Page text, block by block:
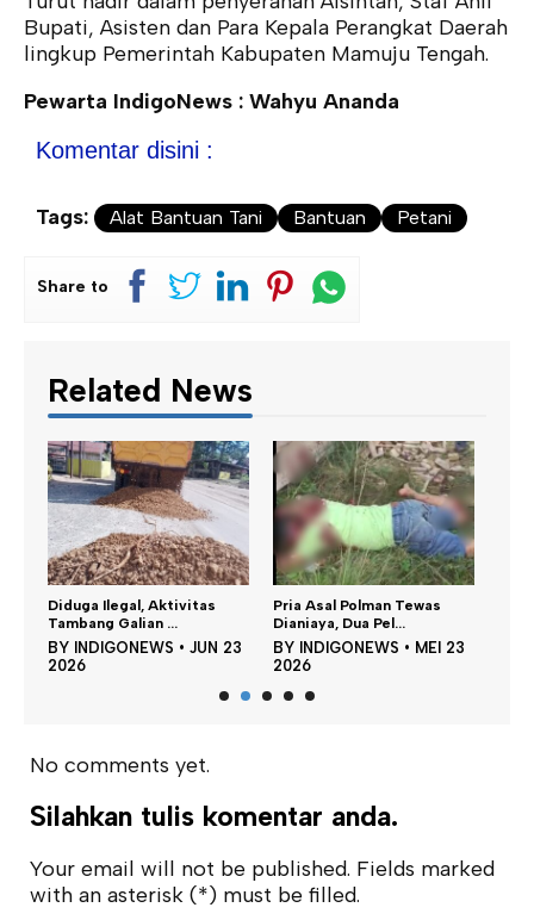
Bupati, Asisten dan Para Kepala Perangkat Daerah
lingkup Pemerintah Kabupaten Mamuju Tengah.
Pewarta IndigoNews : Wahyu Ananda
Komentar disini :
Tags: Alat Bantuan Tani Bantuan Petani
Share to
Related News
Diduga Ilegal, Aktivitas
Tambang Galian ...
BY INDIGONEWS • JUN 23
2026
Pria Asal Polman Tewas
Dianiaya, Dua Pel...
BY INDIGONEWS • MEI 23
2026
No comments yet.
Silahkan tulis komentar anda.
Your email will not be published. Fields marked
with an asterisk (*) must be filled.